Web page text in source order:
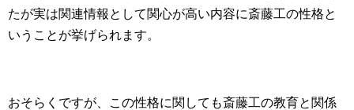
たが実は関連情報として関心が高い内容に斎藤工の性格と
いうことが挙げられます。
おそらくですが、この性格に関しても斎藤工の教育と関係